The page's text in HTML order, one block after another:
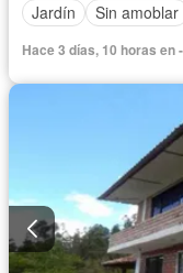
Jardín
Sin amoblar
Hace 3 días, 10 horas en